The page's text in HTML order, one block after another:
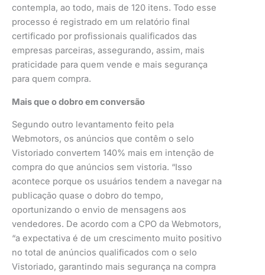
contempla, ao todo, mais de 120 itens. Todo esse
processo é registrado em um relatório final
certificado por profissionais qualificados das
empresas parceiras, assegurando, assim, mais
praticidade para quem vende e mais segurança
para quem compra.
Mais que o dobro em conversão
Segundo outro levantamento feito pela
Webmotors, os anúncios que contêm o selo
Vistoriado convertem 140% mais em intenção de
compra do que anúncios sem vistoria. “Isso
acontece porque os usuários tendem a navegar na
publicação quase o dobro do tempo,
oportunizando o envio de mensagens aos
vendedores. De acordo com a CPO da Webmotors,
“a expectativa é de um crescimento muito positivo
no total de anúncios qualificados com o selo
Vistoriado, garantindo mais segurança na compra